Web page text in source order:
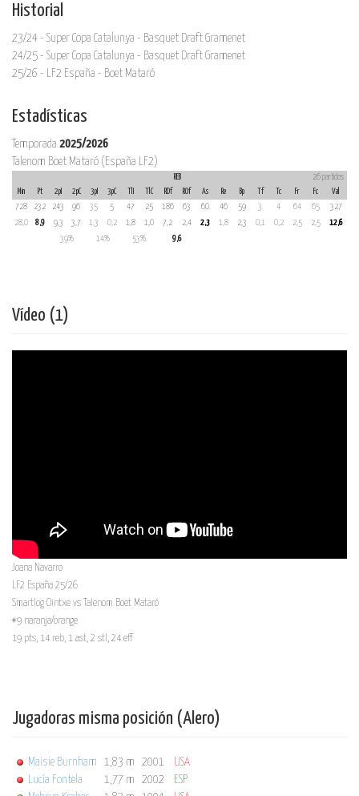
Historial
23/24 - Super Copa Catalunya - Basquet Draft Gramenet
24/25 - Super Copa Catalunya - Basquet Draft Gramenet
25/26 - LF2 España - Boet Mataró
Estadísticas
Temporada 2025/2026
Talenom Boet Mataró (España LF2)
REB
26 partidos
Min
Pt 2pI 2pC 3pI 3pC TlC RDf ROf As Re Bp Tf Tc Fr Fc
Val
728
232 243 96 35 5 47 25 186 63 60 46 59 3 4 64 65
327
28,0
8,9 9,3 3,7 1,3 0,2 1,8 1,0 7,2 2,4 2,3 1,8 2,3 0,1 0,2 2,5 2,5
12,6
39%
14% 53% 9,6
Vídeo (1)
Joana Navarro
LF2 España 25/26
Smartlog Ointxe vs Talenom Boet Mataró
#9 naranja/orange
19 pts, 14 reb, 1 ast, 2 stl, 24 eff
Jugadoras misma posición (Alero)
Maisie Burnham 1,83 m 2001
USA
Lucía Fontela
1,77 m 2002 ESP